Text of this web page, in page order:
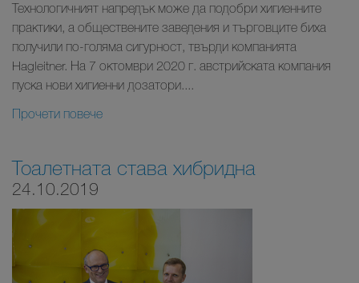
Технологичният напредък може да подобри хигиенните
практики, а обществените заведения и търговците биха
получили по-голяма сигурност, твърди компанията
Hagleitner. На 7 октомври 2020 г. австрийската компания
пуска нови хигиенни дозатори....
Прочети повече
Тоалетната става хибридна
24.10.2019